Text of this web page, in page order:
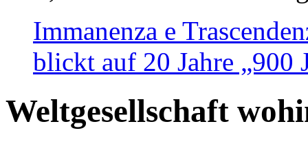
Immanenza e
blickt auf 20 Jahre „900
Weltgesellschaft